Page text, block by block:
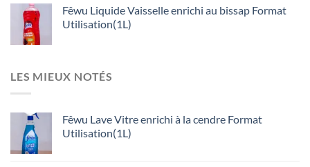
Fêwu Liquide Vaisselle enrichi au bissap Format
Utilisation(1L)
LES MIEUX NOTÉS
Fêwu Lave Vitre enrichi à la cendre Format
Utilisation(1L)